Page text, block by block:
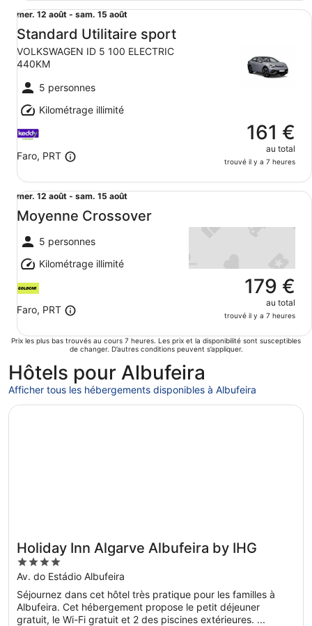
Du
mer.
12
août
au
sam.
août
mer. 12 août - sam. 15 août
Standard Utilitaire sport
VOLKSWAGEN ID 5 100 ELECTRIC
440KM
5 personnes
Kilométrage illimité
Faro, PRT
161 €
au total
trouvé il y a 7 heures
Standard Utilitaire sport VOLKSWAGEN ID 5 100
Du
mer.
12
août
sam.
15
août
mer. 12 août - sam. 15 août
Moyenne Crossover
5 personnes
Kilométrage illimité
Faro, PRT
179 €
au total
trouvé il y a 7 heures
Moyenne Crossover undefined
Prix les plus bas trouvés au cours 7 heures. Les prix et la disponibilité sont susceptibles
de changer. D’autres conditions peuvent s’appliquer.
Hôtels pour Albufeira
Afficher tous les hébergements disponibles à Albufeira
Holiday Inn Algarve Albufeira by IHG
4
out
of
5
Av. do Estádio Albufeira
Séjournez dans cet hôtel très pratique pour les familles à
Albufeira. Cet hébergement propose le petit déjeuner
gratuit, le Wi-Fi gratuit et 2 des piscines extérieures. ...
S’ouvre dans une nouvelle fenêtre
Holiday Inn Algarve Albufeira by IHG